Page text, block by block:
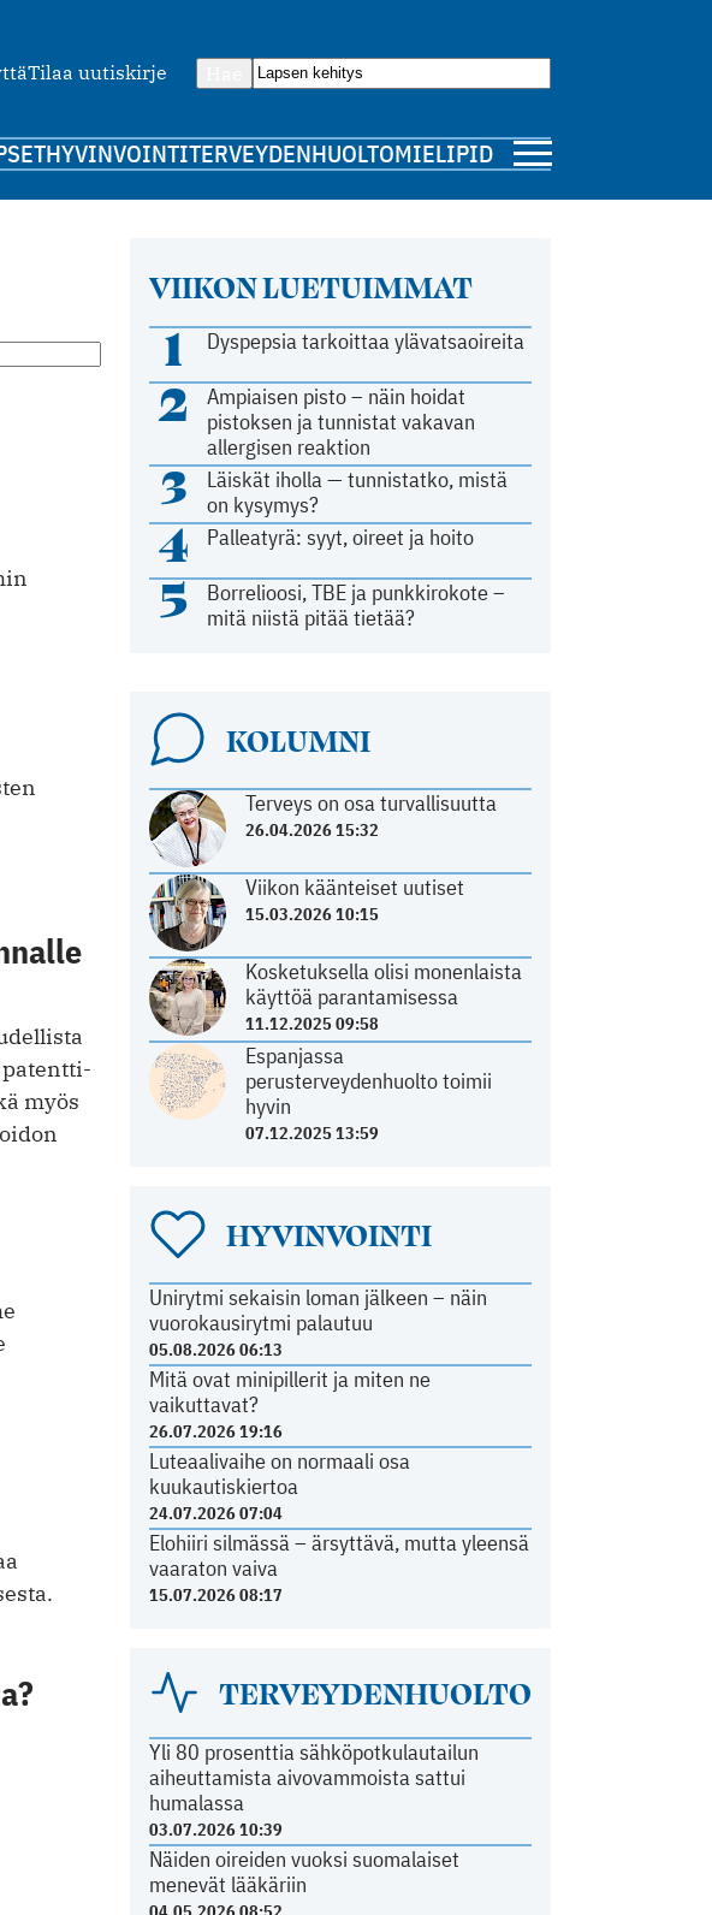
Tilaa uutiskirje
HYVINVOINTITERVEYDENHUOLTOMIELIPIDE
patentti­
myös
VIIKON LUETUIMMAT
1 Dyspepsia tarkoittaa ylävatsaoireita
2
Ampiaisen pisto – näin hoidat
pistoksen ja tunnistat vakavan
allergisen reaktion
3
Läiskät iholla — tunnistatko, mistä
on kysymys?
4 Palleatyrä: syyt, oireet ja hoito
5
Borrelioosi, TBE ja punkkirokote –
mitä niistä pitää tietää?
KOLUMNI
Terveys on osa turvallisuutta
26.04.2026 15:32
Viikon käänteiset uutiset
15.03.2026 10:15
Kosketuksella olisi monenlaista
käyttöä parantamisessa
11.12.2025 09:58
Espanjassa
perusterveydenhuolto toimii
hyvin
07.12.2025 13:59
HYVINVOINTI
Unirytmi sekaisin loman jälkeen – näin
vuorokausirytmi palautuu
05.08.2026 06:13
Mitä ovat minipillerit ja miten ne
vaikuttavat?
26.07.2026 19:16
Luteaalivaihe on normaali osa
kuukautiskiertoa
24.07.2026 07:04
Elohiiri silmässä – ärsyttävä, mutta yleensä
vaaraton vaiva
15.07.2026 08:17
TERVEYDENHUOLTO
Yli 80 prosenttia sähköpotkulautailun
aiheuttamista aivovammoista sattui
humalassa
03.07.2026 10:39
Näiden oireiden vuoksi suomalaiset
menevät lääkäriin